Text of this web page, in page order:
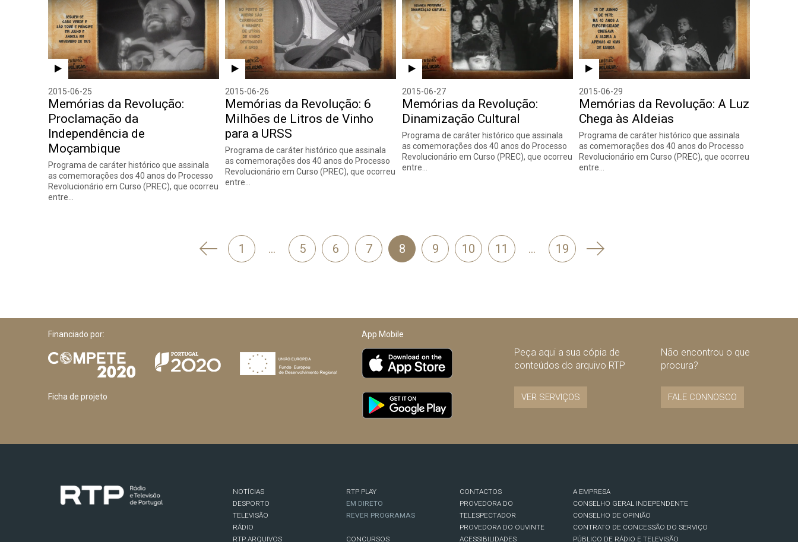
2015-06-25
Memórias da Revolução:
Proclamação da
Independência de
Moçambique
Programa de caráter histórico que assinala
as comemorações dos 40 anos do Processo
Revolucionário em Curso (PREC), que ocorreu
entre…
2015-06-26
Memórias da Revolução: 6
Milhões de Litros de Vinho
para a URSS
Programa de caráter histórico que assinala
as comemorações dos 40 anos do Processo
Revolucionário em Curso (PREC), que ocorreu
entre…
2015-06-27
Memórias da Revolução:
Dinamização Cultural
Programa de caráter histórico que assinala
as comemorações dos 40 anos do Processo
Revolucionário em Curso (PREC), que ocorreu
entre…
2015-06-29
Memórias da Revolução: A Luz
Chega às Aldeias
Programa de caráter histórico que assinala
as comemorações dos 40 anos do Processo
Revolucionário em Curso (PREC), que ocorreu
entre…
'
1 … 5 6 7 8 9 10 11 … 19 Seguinte
Financiado por:
Ficha de projeto
App Mobile
Peça aqui a sua cópia de
conteúdos do arquivo RTP
VER SERVIÇOS
Não encontrou o que
procura?
FALE CONNOSCO
NOTÍCIAS
DESPORTO
TELEVISÃO
RÁDIO
RTP ARQUIVOS
RTP PLAY
EM DIRETO
REVER PROGRAMAS
CONCURSOS
CONTACTOS
PROVEDORA DO
TELESPECTADOR
PROVEDORA DO OUVINTE
ACESSIBILIDADES
A EMPRESA
CONSELHO GERAL INDEPENDENTE
CONSELHO DE OPINIÃO
CONTRATO DE CONCESSÃO DO SERVIÇO
PÚBLICO DE RÁDIO E TELEVISÃO